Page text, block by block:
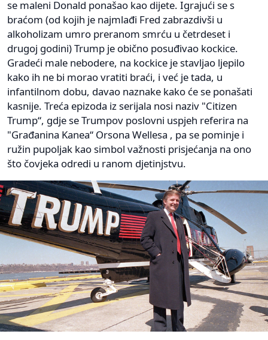
se maleni Donald ponašao kao dijete. Igrajući se s
braćom (od kojih je najmlađi Fred zabrazdivši u
alkoholizam umro preranom smrću u četrdeset i
drugoj godini) Trump je obično posuđivao kockice.
Gradeći male nebodere, na kockice je stavljao ljepilo
kako ih ne bi morao vratiti braći, i već je tada, u
infantilnom dobu, davao naznake kako će se ponašati
kasnije. Treća epizoda iz serijala nosi naziv "Citizen
Trump“, gdje se Trumpov poslovni uspjeh referira na
"Građanina Kanea“ Orsona Wellesa , pa se pominje i
ružin pupoljak kao simbol važnosti prisjećanja na ono
što čovjeka odredi u ranom djetinjstvu.